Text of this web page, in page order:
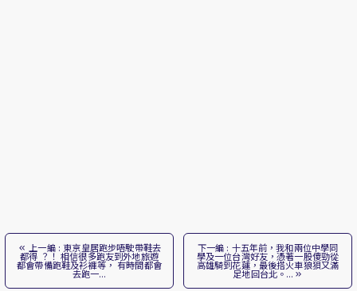
上一編 : 東京皇居跑步唔駛帶鞋去
都得 ？！ 相信很多跑友到外地旅遊
都會帶備跑鞋及衫褲等， 有時間都會
去跑一...
下一編 : 十五年前，我和兩位中學同
學及一位台灣好友，憑著一股傻勁從
高雄騎到花蓮，最後搭火車狼狽又滿
足地回台北。...